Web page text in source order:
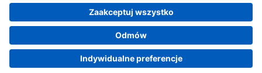
Ogólne warunki dostaw i płatności
Stopka redakcyjna
Polityka prywatności
Cookie Choices
Whistleblowing